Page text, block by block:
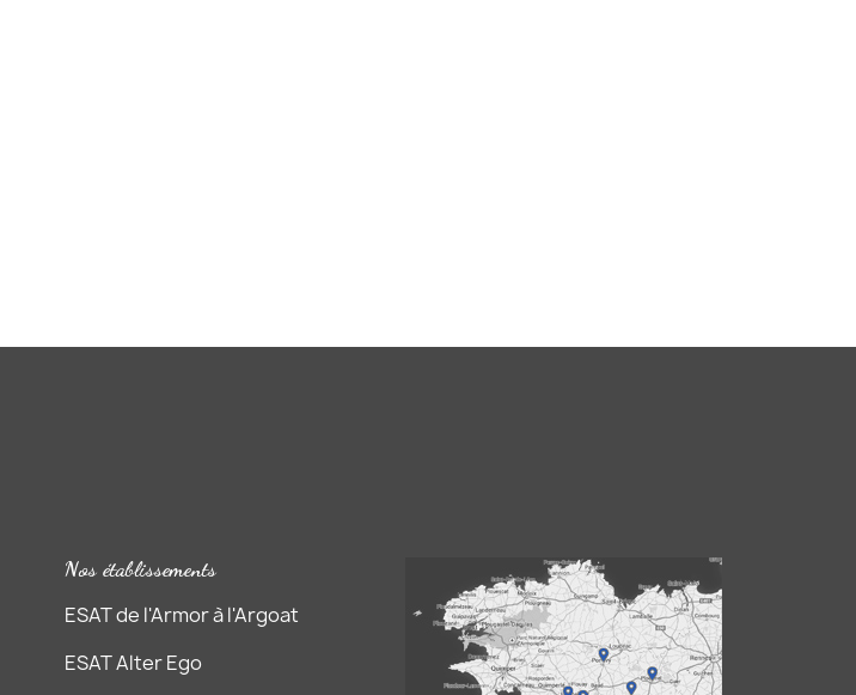
Nos établissements
ESAT de l'Armor à l'Argoat
ESAT Alter Ego